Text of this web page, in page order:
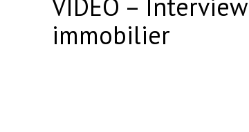
VIDEO –
immobilier